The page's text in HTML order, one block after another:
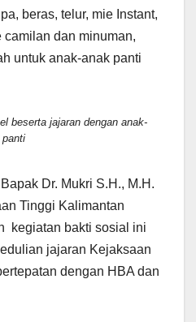
beras, telur, mie Instant,
dan minuman,
untuk anak-anak panti
beserta jajaran dengan anak-
panti
Dr. Mukri S.H., M.H.
Tinggi Kalimantan
kegiatan bakti sosial ini
jajaran Kejaksaan
dengan HBA dan